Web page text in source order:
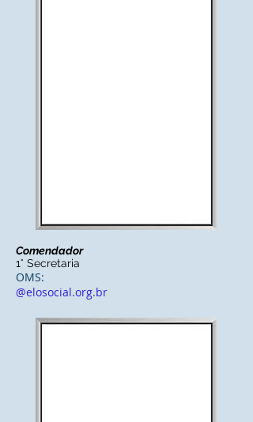
Comendador
1° Secretaria
OMS:
@elosocial.org.br